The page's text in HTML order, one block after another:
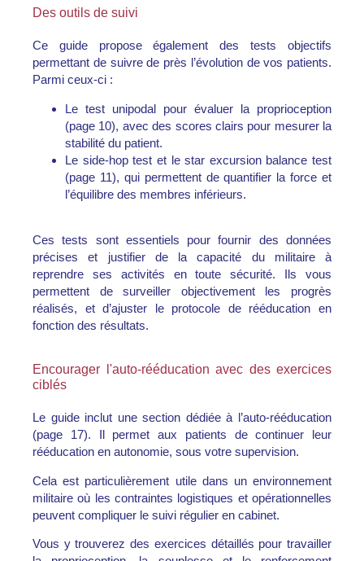
Des outils de suivi
Ce guide propose également destests objectifs
permettant de suivre de près l’évolution de vos patients.
Parmi ceux-ci :
Le test unipodal pour évaluer la proprioception
(page 10), avec des scores clairs pour mesurer la
stabilité du patient.
Le side-hop test et lestar excursion balance test
(page 11), qui permettent de quantifier la force et
l’équilibre des membres inférieurs.
Ces tests sont essentiels pour fournir des données
précises et justifier de la capacité du militaire à
reprendre ses activités en toute sécurité. Ils vous
permettent de surveiller objectivement les progrès
réalisés, et d’ajuster le protocole de rééducation en
fonction des résultats.
Encourager l'auto-rééducation avec des exercices
ciblés
Le guide inclut une section dédiée à l’auto-rééducation
(page 17). Il permet aux patients de continuer leur
rééducation en autonomie, sous votre supervision.
Cela est particulièrement utile dans un environnement
militaire où les contraintes logistiques et opérationnelles
peuvent compliquer le suivi régulier en cabinet.
Vous y trouverez des exercices détaillés pour travailler